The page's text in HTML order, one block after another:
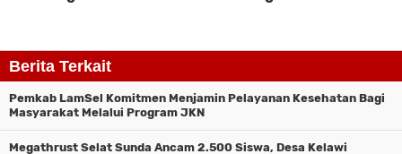
Berita Terkait
Pemkab LamSel Komitmen Menjamin Pelayanan Kesehatan Bagi
Masyarakat Melalui Program JKN
Megathrust Selat Sunda Ancam 2.500 Siswa, Desa Kelawi